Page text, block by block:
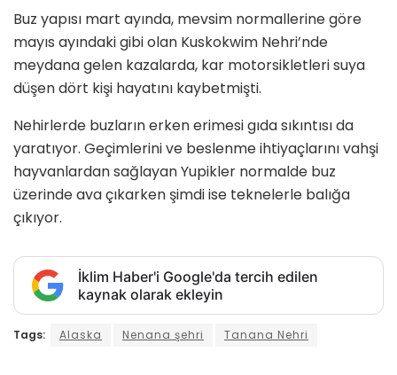
Buz yapısı mart ayında, mevsim normallerine göre
mayıs ayındaki gibi olan Kuskokwim Nehri’nde
meydana gelen kazalarda, kar motorsikletleri suya
düşen dört kişi hayatını kaybetmişti.
Nehirlerde buzların erken erimesi gıda sıkıntısı da
yaratıyor. Geçimlerini ve beslenme ihtiyaçlarını vahşi
hayvanlardan sağlayan Yupikler normalde buz
üzerinde ava çıkarken şimdi ise teknelerle balığa
çıkıyor.
İklim Haber'i Google'da tercih edilen
kaynak olarak ekleyin
Tags: Alaska Nenana şehri Tanana Nehri